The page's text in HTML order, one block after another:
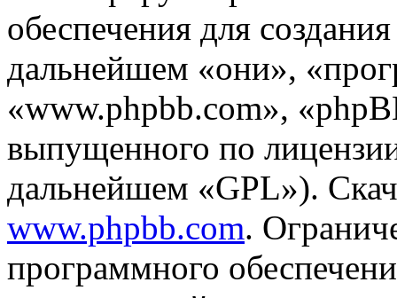
обеспечения для
дальнейшем «они»,
«www.phpbb.com»,
выпущенного по
дальнейшем «GPL»).
www.phpbb.com.
программного